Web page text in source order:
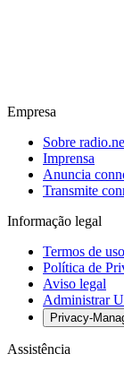
Empresa
Sobre
Imprensa
Anuncia
Transmite
Informação legal
Termos de uso
Política de
Aviso legal
Administrar
Privacy-
Assistência